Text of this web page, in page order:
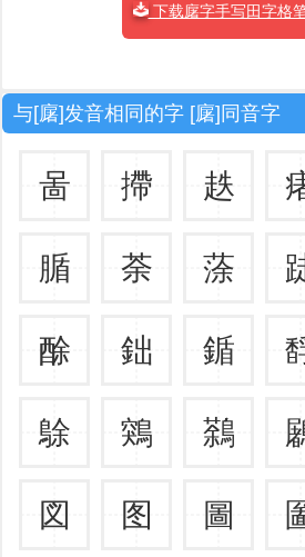
下载廜字手写田字格
与[廜]发音相同的字 [廜]同音字
啚 摕 趃
腯 荼 蒤
酴 鈯 鍎
鵌 鶟 鷋
図 图 圖